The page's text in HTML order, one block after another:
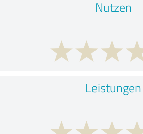
Nutzen
Leistungen